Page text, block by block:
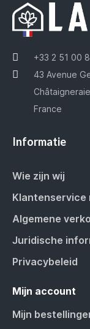
+33 2 51 00
43 Avenue
Châtaigneraie
France
Informatie
Wie zijn wij
Klantenservice
Algemene
Juridische
Privacybeleid
Mijn account
Mijn